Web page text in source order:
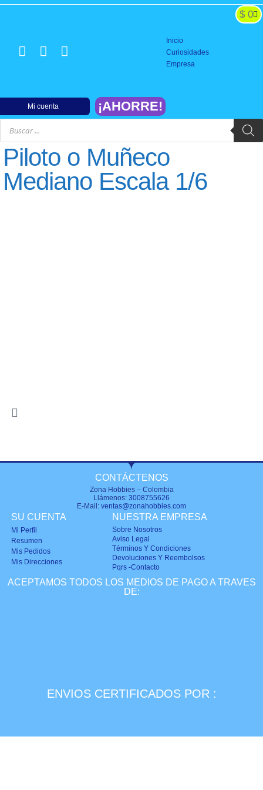
$ 0
¡AHORRE!
Mi cuenta
Inicio
Curiosidades
Empresa
Piloto o Muñeco
Mediano Escala 1/6
CONTÁCTENOS
Zona Hobbies – Colombia
Llámenos: 3008755626
E-Mail: ventas@zonahobbies.com
SU CUENTA
Mi Perfil
Resumen
Mis Pedidos
Mis Direcciones
NUESTRA EMPRESA
Sobre Nosotros
Aviso Legal
Términos Y Condiciones
Devoluciones Y Reembolsos
Pqrs -Contacto
ACEPTAMOS TODOS LOS MEDIOS DE PAGO A TRAVES
DE:
ENVIOS CERTIFICADOS POR :